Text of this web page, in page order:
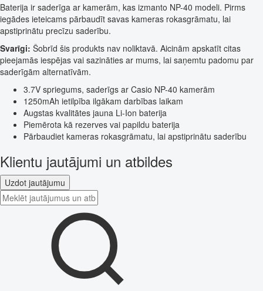
Baterija ir saderīga ar kamerām, kas izmanto NP-40 modeli. Pirms
iegādes ieteicams pārbaudīt savas kameras rokasgrāmatu, lai
apstiprinātu precīzu saderību.
Svarīgi: Šobrīd šis produkts nav noliktavā. Aicinām apskatīt citas
pieejamās iespējas vai sazināties ar mums, lai saņemtu padomu par
saderīgām alternatīvām.
3.7V spriegums, saderīgs ar Casio NP-40 kamerām
1250mAh ietilpība ilgākam darbības laikam
Augstas kvalitātes jauna Li-Ion baterija
Piemērota kā rezerves vai papildu baterija
Pārbaudiet kameras rokasgrāmatu, lai apstiprinātu saderību
Klientu jautājumi un atbildes
Uzdot jautājumu